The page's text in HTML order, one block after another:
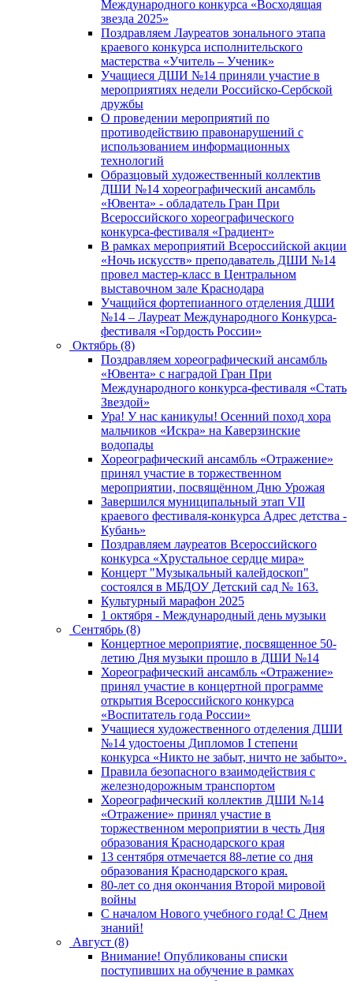
Международного конкурса «Восходящая
звезда 2025»
Поздравляем Лауреатов зонального этапа
краевого конкурса исполнительского
мастерства «Учитель – Ученик»
Учащиеся ДШИ №14 приняли участие в
мероприятиях недели Российско-Сербской
дружбы
О проведении мероприятий по
противодействию правонарушений с
использованием информационных
технологий
Образцовый художественный коллектив
ДШИ №14 хореографический ансамбль
«Ювента» - обладатель Гран При
Всероссийского хореографического
конкурса-фестиваля «Градиент»
В рамках мероприятий Всероссийской акции
«Ночь искусств» преподаватель ДШИ №14
провел мастер-класс в Центральном
выставочном зале Краснодара
Учащийся фортепианного отделения ДШИ
№14 – Лауреат Международного Конкурса-
фестиваля «Гордость России»
Октябрь (8)
Поздравляем хореографический ансамбль
«Ювента» с наградой Гран При
Международного конкурса-фестиваля «Стать
Звездой»
Ура! У нас каникулы! Осенний поход хора
мальчиков «Искра» на Каверзинские
водопады
Хореографический ансамбль «Отражение»
принял участие в торжественном
мероприятии, посвящённом Дню Урожая
Завершился муниципальный этап VII
краевого фестиваля-конкурса Адрес детства -
Кубань»
Поздравляем лауреатов Всероссийского
конкурса «Хрустальное сердце мира»
Концерт "Музыкальный калейдоскоп"
состоялся в МБДОУ Детский сад № 163.
Культурный марафон 2025
1 октября - Международный день музыки
Сентябрь (8)
Концертное мероприятие, посвященное 50-
летию Дня музыки прошло в ДШИ №14
Хореографический ансамбль «Отражение»
принял участие в концертной программе
открытия Всероссийского конкурса
«Воспитатель года России»
Учащиеся художественного отделения ДШИ
№14 удостоены Дипломов I степени
конкурса «Никто не забыт, ничто не забыто».
Правила безопасного взаимодействия с
железнодорожным транспортом
Хореографический коллектив ДШИ №14
«Отражение» принял участие в
торжественном мероприятии в честь Дня
образования Краснодарского края
13 сентября отмечается 88-летие со дня
образования Краснодарского края.
80-лет со дня окончания Второй мировой
войны
С началом Нового учебного года! С Днем
знаний!
Август (8)
Внимание! Опубликованы списки
поступивших на обучение в рамках